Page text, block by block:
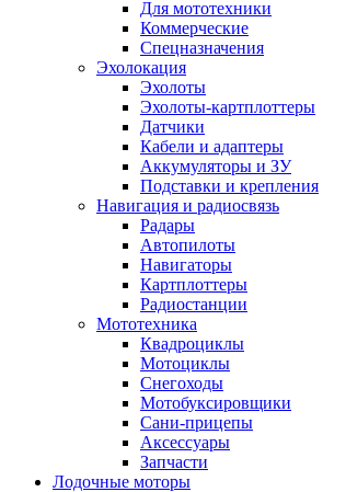
Для мототехники
Коммерческие
Спецназначения
Эхолокация
Эхолоты
Эхолоты-картплоттеры
Датчики
Кабели и адаптеры
Аккумуляторы и ЗУ
Подставки и крепления
Навигация и радиосвязь
Радары
Автопилоты
Навигаторы
Картплоттеры
Радиостанции
Мототехника
Квадроциклы
Мотоциклы
Снегоходы
Мотобуксировщики
Сани-прицепы
Аксессуары
Запчасти
Лодочные моторы